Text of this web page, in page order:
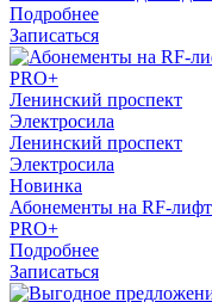
Подробнее
Записаться
Ленинский проспект
Электросила
Ленинский проспект
Электросила
Новинка
Абонементы на RF-
PRO+
Подробнее
Записаться